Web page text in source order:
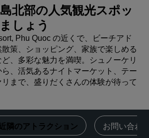
北部の人気観光スポッ
しょう
Phu Quoc の近くで、ビーチアド
策、ショッピング、家族で楽しめる
、多彩な魅力を満喫。シュノーケリ
、活気あるナイトマーケット、テー
まで、盛りだくさんの体験が待って
隣のアトラクション お問い合わ